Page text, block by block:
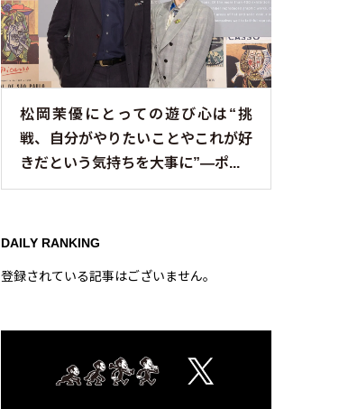
松岡茉優にとっての遊び心は“挑
戦、自分がやりたいことやこれが好
きだという気持ちを大事に”—ポ...
DAILY RANKING
登録されている記事はございません。